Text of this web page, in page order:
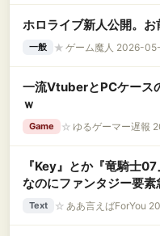
ホロライブ新人公開。お
一般 ★ ゲーム魔人 2026-
一流VtuberとPCケース
ｗ
Game ☆ ゆるゲーマー遅報
『Key』とか『竜騎士
なのにファンタジー要
Text ☆ ああ言えばForYou